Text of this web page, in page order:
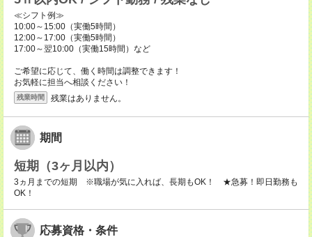
≪シフト例≫
10:00～15:00（実働5時間）
12:00～17:00（実働5時間）
17:00～翌10:00（実働15時間）など
ご希望に応じて、働く時間は調整できます！
お気軽に担当へ相談ください！
残業時間 残業はありません。
期間
短期（3ヶ月以内）
3ヵ月までの短期 ※職場が気に入れば、長期もOK！ ★急募！即日勤務も
OK！
応募資格・条件